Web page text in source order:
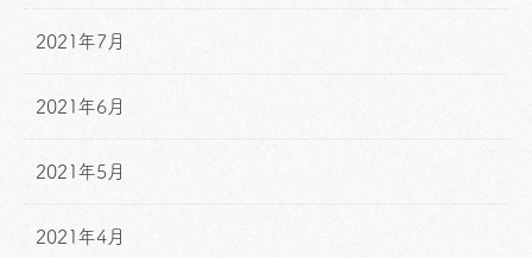
2021年7月
2021年6月
2021年5月
2021年4月